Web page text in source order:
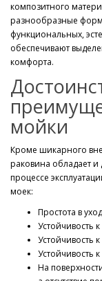
композитного
разнообразные
функциональных,
обеспечивают
комфорта.
мойки
Кроме шикарного
раковина обладает
процессе
моек:
Простота в
Устойчивость
Устойчивость
Устойчивость
На